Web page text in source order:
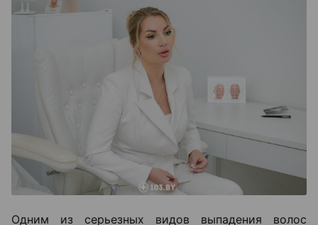
Одним из серьезных видов выпадения волос